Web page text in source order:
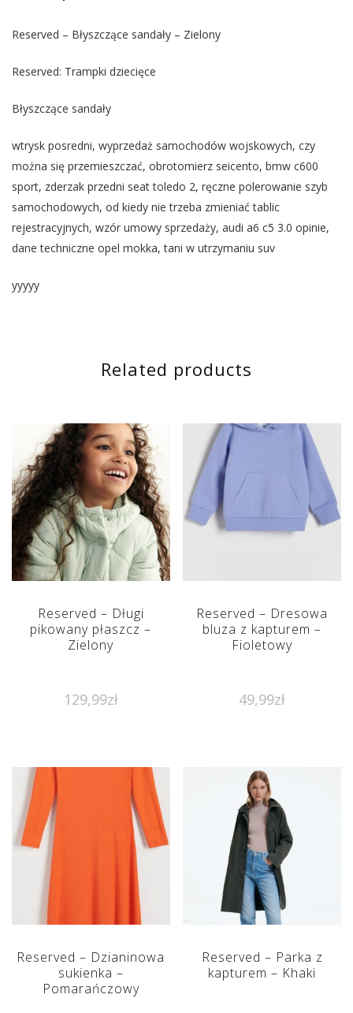
Reserved – Błyszczące sandały – Zielony
Reserved: Trampki dziecięce
Błyszczące sandały
wtrysk posredni, wyprzedaż samochodów wojskowych, czy
można się przemieszczać, obrotomierz seicento, bmw c600
sport, zderzak przedni seat toledo 2, ręczne polerowanie szyb
samochodowych, od kiedy nie trzeba zmieniać tablic
rejestracyjnych, wzór umowy sprzedaży, audi a6 c5 3.0 opinie,
dane techniczne opel mokka, tani w utrzymaniu suv
yyyyy
Related products
Reserved – Długi
pikowany płaszcz –
Zielony
129,99zł
Reserved – Dresowa
bluza z kapturem –
Fioletowy
49,99zł
Reserved – Dzianinowa
sukienka –
Pomarańczowy
Reserved – Parka z
kapturem – Khaki